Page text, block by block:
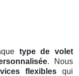
type de volet
. Nous
flexiblesqui